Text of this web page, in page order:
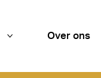
Over ons